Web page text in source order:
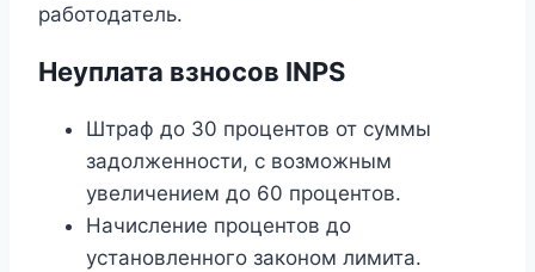
работодатель.
Неуплата взносов INPS
Штраф до 30 процентов от суммы
задолженности, с возможным
увеличением до 60 процентов.
Начисление процентов до
установленного законом лимита.